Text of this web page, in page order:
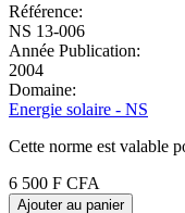
Référence:
NS 13-006
Année Publication:
2004
Domaine:
Energie solaire - NS
Cette norme est valable
6 500 F CFA
Ajouter au panier